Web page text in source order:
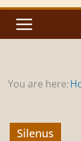
You are here:
Silenus